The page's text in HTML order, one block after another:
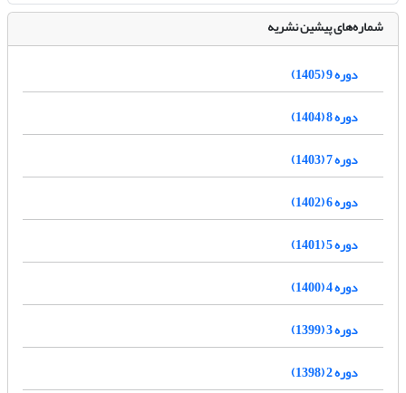
شماره‌های پیشین نشریه
دوره 9 (1405)
دوره 8 (1404)
دوره 7 (1403)
دوره 6 (1402)
دوره 5 (1401)
دوره 4 (1400)
دوره 3 (1399)
دوره 2 (1398)